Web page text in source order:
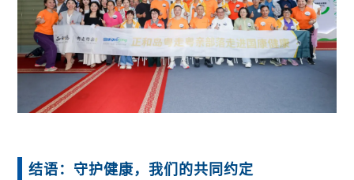
结语：守护健康，我们的共同约定